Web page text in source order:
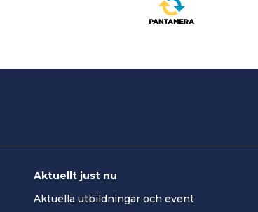
Aktuellt just nu
Aktuella utbildningar och event